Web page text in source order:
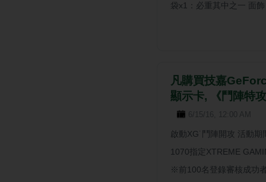
袋x1：必重其中之一 面
凡購買技嘉
顯示卡, 《鬥陣特
6/15/16, 12:00 AM
啟動XG˙鬥陣開攻 活動
1070指定XTREME
※前100名登錄審核成功